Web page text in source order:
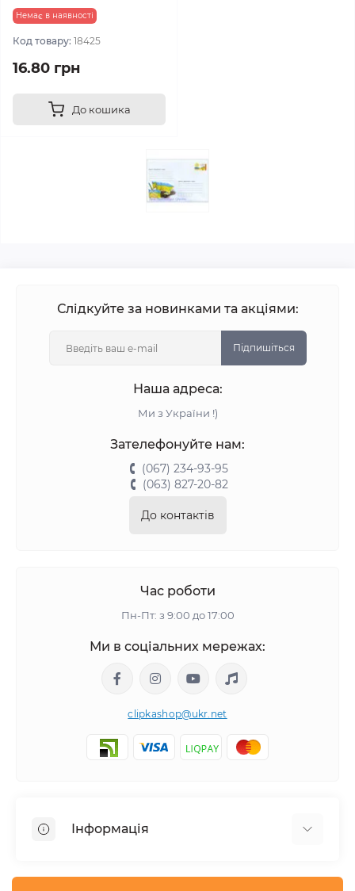
Немає в наявності
Код товару: 18425
16.80 грн
До кошика
Слідкуйте за новинками та акціями:
Підпишіться
Наша адреса:
Ми з України !)
Зателефонуйте нам:
(067) 234-93-95
(063) 827-20-82
До контактів
Час роботи
Пн-Пт: з 9:00 до 17:00
Ми в соціальних мережах:
clipkashop@ukr.net
Інформація